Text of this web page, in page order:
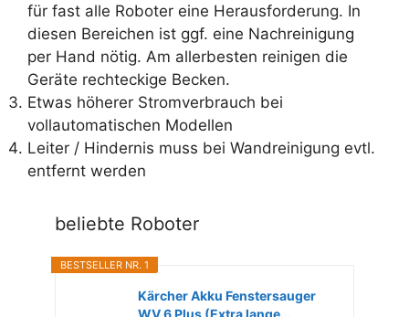
für fast alle Roboter eine Herausforderung. In
diesen Bereichen ist ggf. eine Nachreinigung
per Hand nötig. Am allerbesten reinigen die
Geräte rechteckige Becken.
Etwas höherer Stromverbrauch bei
vollautomatischen Modellen
Leiter / Hindernis muss bei Wandreinigung evtl.
entfernt werden
beliebte Roboter
BESTSELLER NR. 1
Kärcher Akku Fenstersauger
WV 6 Plus (Extra lange...